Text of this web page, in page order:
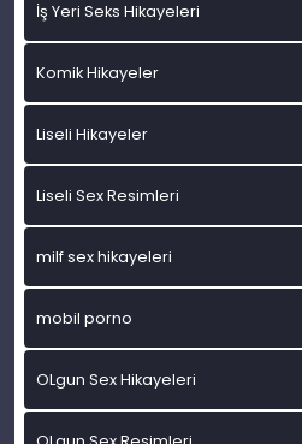
İş Yeri Seks Hikayeleri
Komik Hikayeler
Liseli Hikayeler
Liseli Sex Resimleri
milf sex hikayeleri
mobil porno
OLgun Sex Hikayeleri